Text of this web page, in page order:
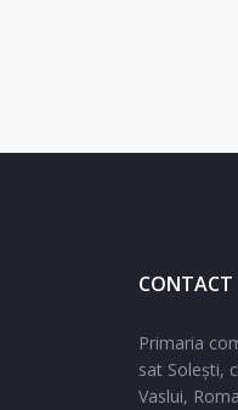
CONTACT
Primaria
sat Solești,
Vaslui,